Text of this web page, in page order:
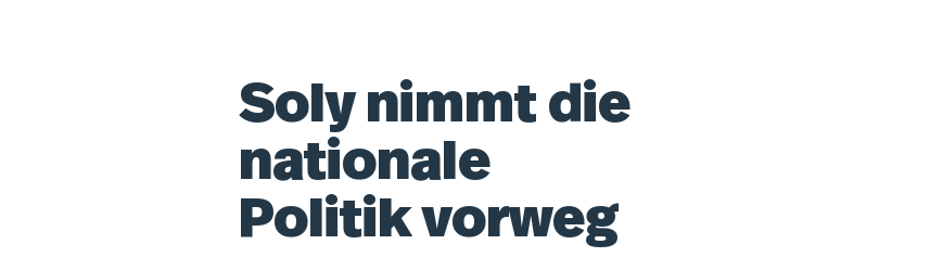
Soly nimmt die
nationale
Politik vorweg